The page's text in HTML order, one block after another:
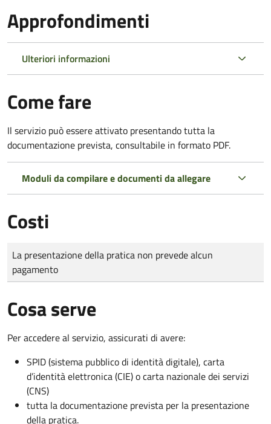
Approfondimenti
Ulteriori informazioni
Come fare
Il servizio può essere attivato presentando tutta la
documentazione prevista, consultabile in formato PDF.
Moduli da compilare e documenti da allegare
Costi
Tipo di pagamento
Importo
La presentazione della pratica non prevede alcun
pagamento
Cosa serve
Per accedere al servizio, assicurati di avere:
SPID (sistema pubblico di identità digitale), carta
d’identità elettronica (CIE) o carta nazionale dei servizi
(CNS)
tutta la documentazione prevista per la presentazione
della pratica.